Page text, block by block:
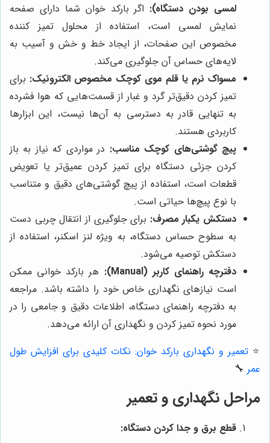
لمسی بودن دستگاه): اگر بارکد خوان شما دارای صفحه
نمایش لمسی است، استفاده از محلول تمیز کننده
مخصوص این صفحات، از ایجاد خط و خش و آسیب به
لایه‌های حساس آن جلوگیری می‌کند.
مسواک نرم یا قلم موی کوچک مخصوص الکترونیک: برای
تمیز کردن دقیق‌تر گرد و غبار از قسمت‌هایی که هوا فشرده
به تنهایی قادر به دسترسی به آن‌ها نیست، این ابزارها
کاربردی هستند.
پیچ گوشتی‌های کوچک مناسب: در مواردی که نیاز به باز
کردن جزئی دستگاه برای تمیز کردن عمیق‌تر یا تعویض
قطعات است، استفاده از پیچ گوشتی‌های دقیق و متناسب
با نوع پیچ‌ها حیاتی است.
دستکش یکبار مصرف: برای جلوگیری از انتقال چربی دست
به سطوح حساس دستگاه، به ویژه لنز اسکنر، استفاده از
دستکش توصیه می‌شود.
دفترچه راهنمای کاربر (Manual):
هر بارکد خوانی ممکن
است نیازهای نگهداری خاص خود را داشته باشد. مراجعه
به دفترچه راهنمای دستگاه، اطلاعات دقیق و جامعی را در
مورد نحوه تمیز کردن و نگهداری آن ارائه می‌دهد.
⭐️ تعمیر و نگهداری بارکد خوان: نکات کلیدی برای افزایش طول
عمر 🔧
مراحل نگهداری و تعمیر
قطع برق و جدا کردن دستگاه: